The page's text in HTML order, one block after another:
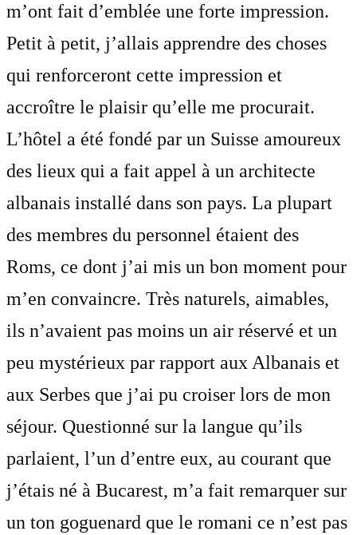
m’ont fait d’emblée une forte impression.
Petit à petit, j’allais apprendre des choses
qui renforceront cette impression et
accroître le plaisir qu’elle me procurait.
L’hôtel a été fondé par un Suisse amoureux
des lieux qui a fait appel à un architecte
albanais installé dans son pays. La plupart
des membres du personnel étaient des
Roms, ce dont j’ai mis un bon moment pour
m’en convaincre. Très naturels, aimables,
ils n’avaient pas moins un air réservé et un
peu mystérieux par rapport aux Albanais et
aux Serbes que j’ai pu croiser lors de mon
séjour. Questionné sur la langue qu’ils
parlaient, l’un d’entre eux, au courant que
j’étais né à Bucarest, m’a fait remarquer sur
un ton goguenard que le romani ce n’est pas